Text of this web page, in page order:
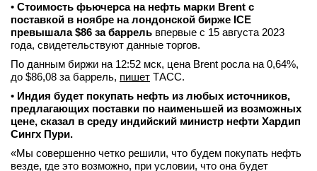
• Стоимость фьючерса на нефть марки Brent с
поставкой в ноябре на лондонской бирже ICE
превышала $86 за баррель впервые с 15 августа 2023
года, свидетельствуют данные торгов.
По данным биржи на 12:52 мск, цена Brent росла на 0,64%,
до $86,08 за баррель, пишет ТАСС.
• Индия будет покупать нефть из любых источников,
предлагающих поставки по наименьшей из возможных
цене, сказал в среду индийский министр нефти Хардип
Сингх Пури.
«Мы совершенно четко решили, что будем покупать нефть
везде, где это возможно, при условии, что она будет